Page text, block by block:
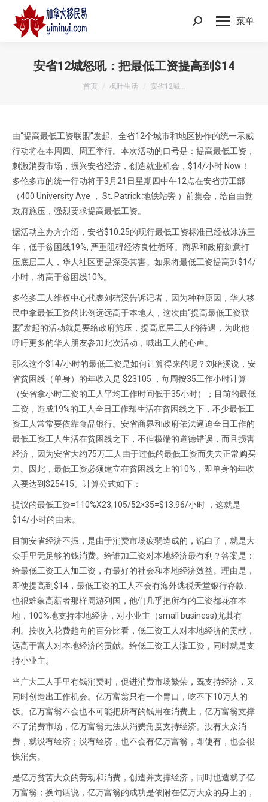
菜单
Search:
安省12城怒吼：把最低工资提高到$14
您在这里：
首页 枫叶生活 安省12城…
由“提高最低工资联盟”发起、全省12个城市和地区协作的统一示威
行动将在本周四、周五举行。本次活动的口号是：提高最低工资，
刺激消费市场，振兴安省经济，创造就业机会，$14/小时 Now！
多伦多市的统一行动将于3月21日星期四中午12点在安省劳工部
（400 University Ave ， St. Patrick 地铁站旁 ）前集会，给自由党
政府施压，强烈要求提高最低工资。
据活动主办方介绍，安省$10.25的现行最低工资标准已经被冰冻三
年，低于贫困线19%, 严重阻碍经济良性循环。商界和政府刻意打
压底层工人，华人社区更是深受其害。如果将最低工资提高到$14/
小时，将高于贫困线10%。
多伦多工人维权中心代表刘碚溪告诉记者，因为种种原因，华人移
民中拿最低工资的比例远远高于本地人，这次由“提高最低工资联
盟”发起的活动就是要给政府施压，提高底层工人的待遇，为此他
呼吁更多的华人朋友参加此次活动，喊出工人的心声。
那么这个$14/小时的最低工资是如何计算得来的呢？刘碚溪说，安
省贫困线（单身）的年收入是 $23105 ，每周按35工作小时计算
（安省拿小时工资的工人平均工作时间低于35小时）；目前的最低
工资，造成19%的工人全日工作却生活在贫困线之下，不少最低工
资工人常常要依靠食品银行。安省商界和政府依法逼迫全日工作的
最低工资工人生活在贫困线之下，不但极端的道德错误，而且损害
经济，因为安省大约75万工人由于过低的最低工资而失去正常购买
力。因此，最低工资必须建立在贫困线之上的10%，即单身的年收
入要达到$25415。计算公式如下：
提议的最低工资=110%X23,105/52×35=$13.96/小时 ，这就是
$14/小时的由来。
目前安省经济不振，是由于消费市场疲弱造成的，说白了，就是大
众手里无足够的钱消费。给谁加工资对本地经济最有利？答案是：
给最低工资工人加工资，有最好的社会和本地经济效益。理由是，
即使提高到$14，最低工资的工人不会有海外逃税天堂银行存款、
也很难象高薪者那样周游列国，他们几乎把所有的工资都花在本
地，100%地支持本地经济，对小业主（small business)尤其有
利。按收入花费趋向的百分比看，低工资工人对本地经济的贡献，
远高于富人对本地经济的贡献。给低工资工人涨工资，同时就是支
持小业主。
当广大工人手里有钱消费时，促进消费市场繁荣，既支持经济，又
同时创造出工作机会。亿万富翁只有一个胃口，吃不下10万人的
饭。亿万富翁不会也不可能把所有的钱用在消费上，亿万富翁支撑
不了消费市场，亿万富翁无法从消费角度支持经济。没有大众消
费，就没有经济；没有经济，也不会有亿万富翁，即使有，也会很
快消失。
是亿万贫苦大众的劳动和消费，创造并支撑经济，同时也造就了亿
万富翁；换句话说，亿万富翁的成功是依附在亿万大众的身上的，